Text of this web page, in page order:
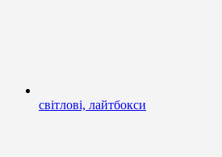
світлові, лайтбокси